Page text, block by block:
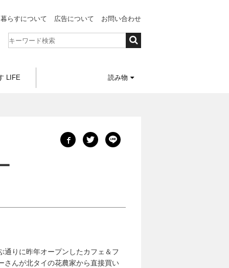
暮らすについて 広告について お問い合わせ
LIFE 読み物
通りに昨年オープンしたカフェ＆フ
さんが北タイの花農家から直接買い